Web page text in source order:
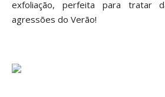
exfoliação, perfeita para tratar
agressões do Verão!